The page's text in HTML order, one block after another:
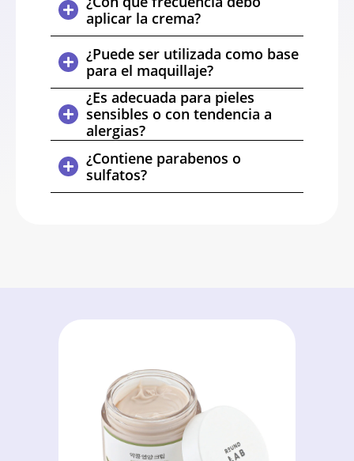
aplicar la crema?
¿Puede ser utilizada como base
para el maquillaje?
¿Es adecuada para pieles
sensibles o con tendencia a
alergias?
¿Contiene parabenos o
sulfatos?